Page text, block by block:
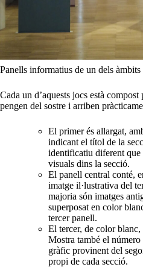
Panells informatius de un dels àmbits
Cada un d’aquests jocs està
pengen del sostre i arriben
El primer és allargat,
indicant el títol de la
identificatiu diferent que
visuals dins la secció.
El panell central conté,
imatge il·lustrativa del
majoria són imatges
superposat en color
tercer panell.
El tercer, de color
Mostra també el
gràfic provinent del
propi de cada secció.